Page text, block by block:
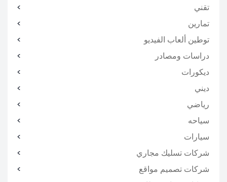
تقني
تمارين
توطين ألعاب الفيديو
دراسات ومصادر
ديكورات
ديني
رياضي
سياحه
سيارات
شركات تسليك مجاري
شركات تصميم مواقع